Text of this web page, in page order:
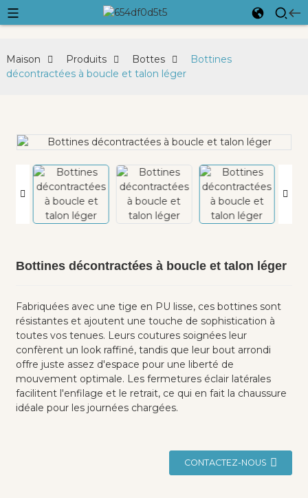
Maison Produits Bottes
Bottines
décontractées à boucle et talon léger
Bottines décontractées à boucle et talon léger
Fabriquées avec une tige en PU lisse, ces bottines sont
résistantes et ajoutent une touche de sophistication à
toutes vos tenues. Leurs coutures soignées leur
confèrent un look raffiné, tandis que leur bout arrondi
offre juste assez d'espace pour une liberté de
mouvement optimale. Les fermetures éclair latérales
facilitent l'enfilage et le retrait, ce qui en fait la chaussure
idéale pour les journées chargées.
CONTACTEZ-NOUS